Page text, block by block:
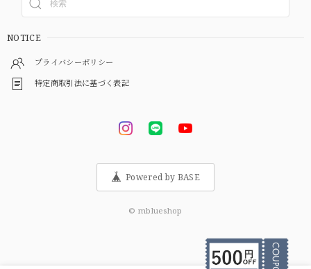
NOTICE
プライバシーポリシー
特定商取引法に基づく表記
Powered by BASE
© mblueshop